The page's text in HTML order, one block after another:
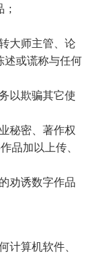
大师主管、论
述或谎称与任何
以欺骗其它使
秘密、著作权
品加以上传、
劝诱数字作品
计算机软件、